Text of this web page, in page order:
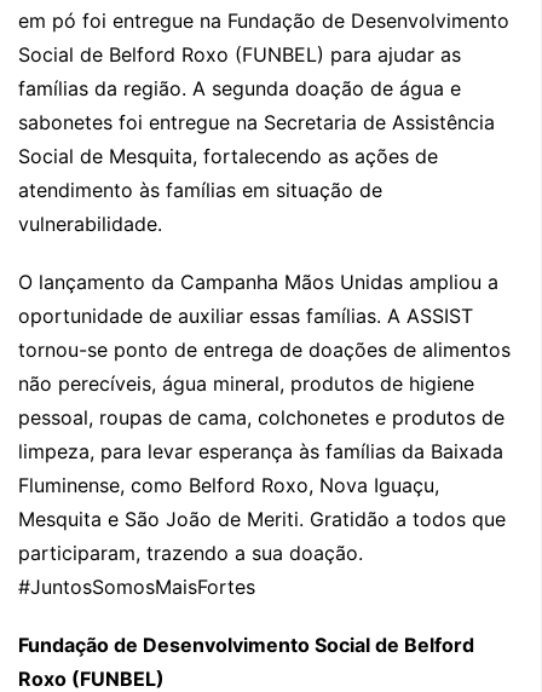
em pó foi entregue na Fundação de Desenvolvimento
Social de Belford Roxo (FUNBEL) para ajudar as
famílias da região. A segunda doação de água e
sabonetes foi entregue na Secretaria de Assistência
Social de Mesquita, fortalecendo as ações de
atendimento às famílias em situação de
vulnerabilidade.
O lançamento da Campanha Mãos Unidas ampliou a
oportunidade de auxiliar essas famílias. A ASSIST
tornou-se ponto de entrega de doações de alimentos
não perecíveis, água mineral, produtos de higiene
pessoal, roupas de cama, colchonetes e produtos de
limpeza, para levar esperança às famílias da Baixada
Fluminense, como Belford Roxo, Nova Iguaçu,
Mesquita e São João de Meriti. Gratidão a todos que
participaram, trazendo a sua doação.
#JuntosSomosMaisFortes
Fundação de Desenvolvimento Social de Belford
Roxo (FUNBEL)